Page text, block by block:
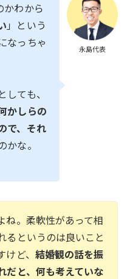
永島代表
かわから
」という
なっちゃ
ても、
かしらの
で、それ
かな。
ね。柔軟性があって相
るというのは良いこと
ど、 結婚観の話を振
だと、何も考えていな